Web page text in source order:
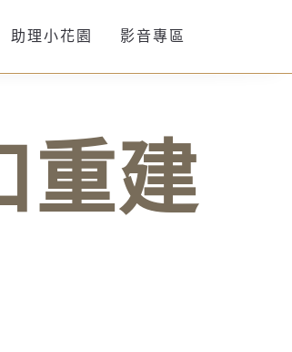
助理小花園 影音專區
重建